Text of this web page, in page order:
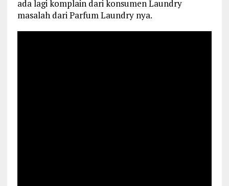
ada lagi komplain dari konsumen Laundry
masalah dari Parfum Laundry nya.